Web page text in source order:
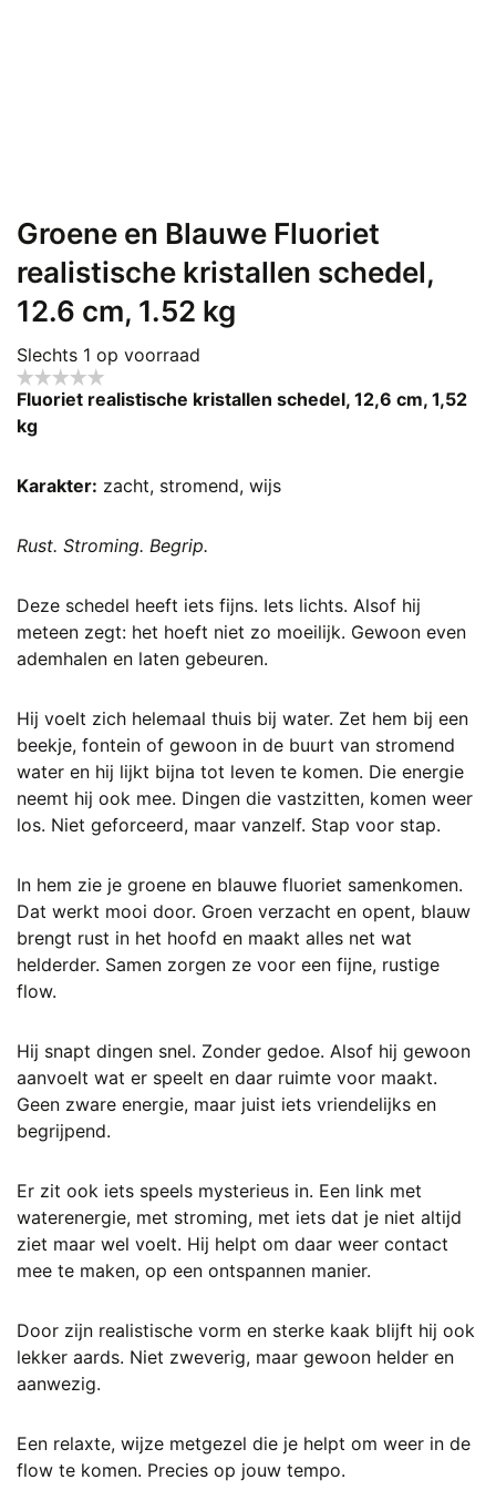
Groene en Blauwe Fluoriet
realistische kristallen schedel,
12.6 cm, 1.52 kg
Slechts 1 op voorraad
Fluoriet realistische kristallen schedel, 12,6 cm, 1,52
kg
Karakter: zacht, stromend, wijs
Rust. Stroming. Begrip.
Deze schedel heeft iets fijns. Iets lichts. Alsof hij
meteen zegt: het hoeft niet zo moeilijk. Gewoon even
ademhalen en laten gebeuren.
Hij voelt zich helemaal thuis bij water. Zet hem bij een
beekje, fontein of gewoon in de buurt van stromend
water en hij lijkt bijna tot leven te komen. Die energie
neemt hij ook mee. Dingen die vastzitten, komen weer
los. Niet geforceerd, maar vanzelf. Stap voor stap.
In hem zie je groene en blauwe fluoriet samenkomen.
Dat werkt mooi door. Groen verzacht en opent, blauw
brengt rust in het hoofd en maakt alles net wat
helderder. Samen zorgen ze voor een fijne, rustige
flow.
Hij snapt dingen snel. Zonder gedoe. Alsof hij gewoon
aanvoelt wat er speelt en daar ruimte voor maakt.
Geen zware energie, maar juist iets vriendelijks en
begrijpend.
Er zit ook iets speels mysterieus in. Een link met
waterenergie, met stroming, met iets dat je niet altijd
ziet maar wel voelt. Hij helpt om daar weer contact
mee te maken, op een ontspannen manier.
Door zijn realistische vorm en sterke kaak blijft hij ook
lekker aards. Niet zweverig, maar gewoon helder en
aanwezig.
Een relaxte, wijze metgezel die je helpt om weer in de
flow te komen. Precies op jouw tempo.